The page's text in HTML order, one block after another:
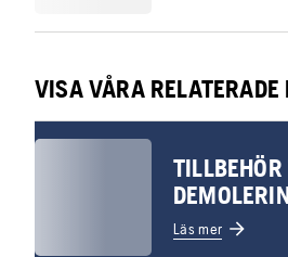
VISA VÅRA RELATERADE
Läs mer